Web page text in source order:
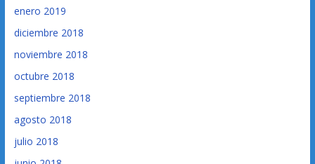
enero 2019
diciembre 2018
noviembre 2018
octubre 2018
septiembre 2018
agosto 2018
julio 2018